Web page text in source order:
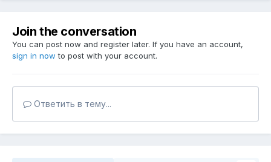
Join the conversation
You can post now and register later. If you have an account,
sign in now to post with your account.
Ответить в тему...